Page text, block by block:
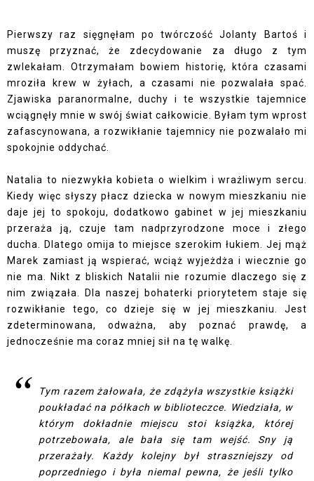
Pierwszy raz sięgnęłam po twórczość Jolanty Bartoś i
muszę przyznać, że zdecydowanie za długo z tym
zwlekałam. Otrzymałam bowiem historię, która czasami
mroziła krew w żyłach, a czasami nie pozwalała spać.
Zjawiska paranormalne, duchy i te wszystkie tajemnice
wciągnęły mnie w swój świat całkowicie. Byłam tym wprost
zafascynowana, a rozwikłanie tajemnicy nie pozwalało mi
spokojnie oddychać.
Natalia to niezwykła kobieta o wielkim i wrażliwym sercu.
Kiedy więc słyszy płacz dziecka w nowym mieszkaniu nie
daje jej to spokoju, dodatkowo gabinet w jej mieszkaniu
przeraża ją, czuje tam nadprzyrodzone moce i złego
ducha. Dlatego omija to miejsce szerokim łukiem. Jej mąż
Marek zamiast ją wspierać, wciąż wyjeżdża i wiecznie go
nie ma. Nikt z bliskich Natalii nie rozumie dlaczego się z
nim związała. Dla naszej bohaterki priorytetem staje się
rozwikłanie tego, co dzieje się w jej mieszkaniu. Jest
zdeterminowana, odważna, aby poznać prawdę, a
jednocześnie ma coraz mniej sił na tę walkę.
Tym razem żałowała, że zdążyła wszystkie książki
poukładać na półkach w biblioteczce. Wiedziała, w
którym dokładnie miejscu stoi książka, której
potrzebowała, ale bała się tam wejść. Sny ją
przerażały. Każdy kolejny był straszniejszy od
poprzedniego i była niemal pewna, że jeśli tylko